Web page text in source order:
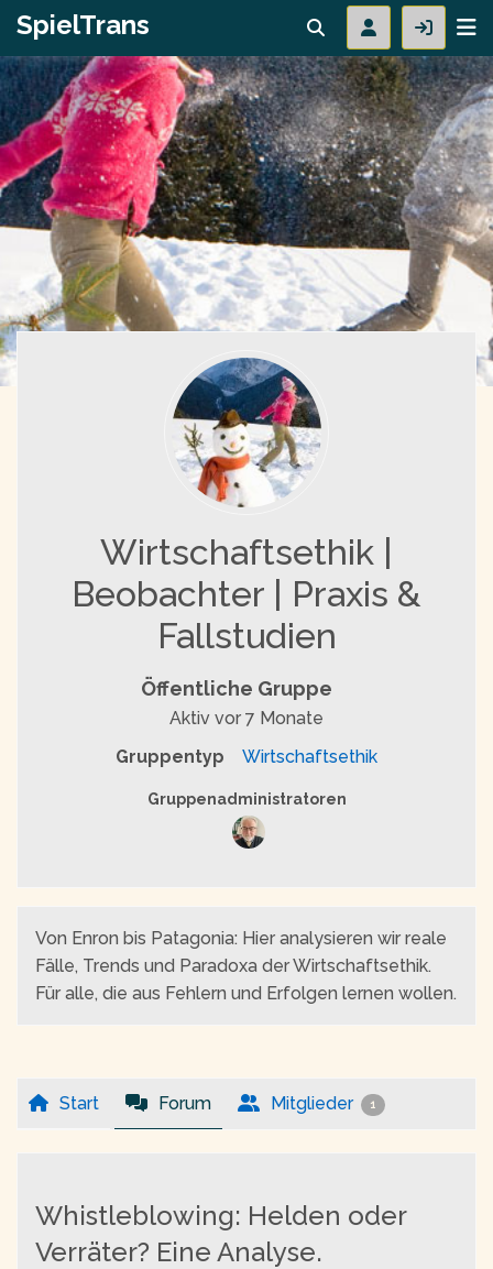
SpielTrans
Wirtschaftsethik |
Beobachter | Praxis &
Fallstudien
Öffentliche Gruppe
Aktiv vor 7 Monate
Gruppentyp
Wirtschaftsethik
Gruppenführung
Gruppenadministratoren
Von Enron bis Patagonia: Hier analysieren wir reale
Fälle, Trends und Paradoxa der Wirtschaftsethik.
Für alle, die aus Fehlern und Erfolgen lernen wollen.
Start Forum Mitglieder 1
Whistleblowing: Helden oder
Verräter? Eine Analyse.